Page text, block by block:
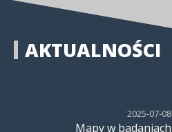
AKTUALNOŚCI
2025-07-08
Mapy w badaniach